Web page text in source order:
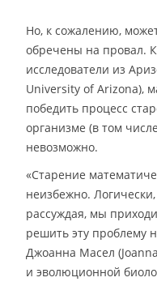
Но, к сожалению,
обречены на провал.
исследователи из
University of Arizona),
победить процесс
организме (в том
невозможно.
«Старение
неизбежно.
рассуждая, мы
решить эту проблему
Джоанна Масел
и эволюционной